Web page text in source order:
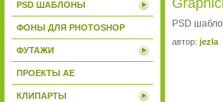
PSD ШАБЛОНЫ
ФОНЫ ДЛЯ PHOTOSHOP
ФУТАЖИ
ПРОЕКТЫ AE
КЛИПАРТЫ
PSD
автор: jezla